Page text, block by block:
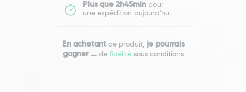
Plus que 2h45minpour
une expédition aujourd'hui.
En achetantce produit, je pourrais
gagner ... defidélitésous conditions